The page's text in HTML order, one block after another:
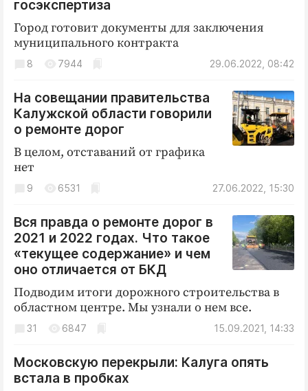
госэкспертиза
Город готовит документы для заключения
муниципального контракта
29.06.2022, 08:42
8 7944
На совещании правительства
Калужской области говорили
о ремонте дорог
В целом, отставаний от графика
нет
27.06.2022, 15:30
9 6531
Вся правда о ремонте дорог в
2021 и 2022 годах. Что такое
«текущее содержание» и чем
оно отличается от БКД
Подводим итоги дорожного строительства в
областном центре. Мы узнали о нем все.
15.09.2021, 14:33
31 6847
Московскую перекрыли: Калуга опять
встала в пробках